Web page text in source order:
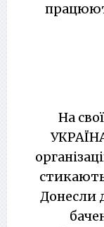
На
Донесли